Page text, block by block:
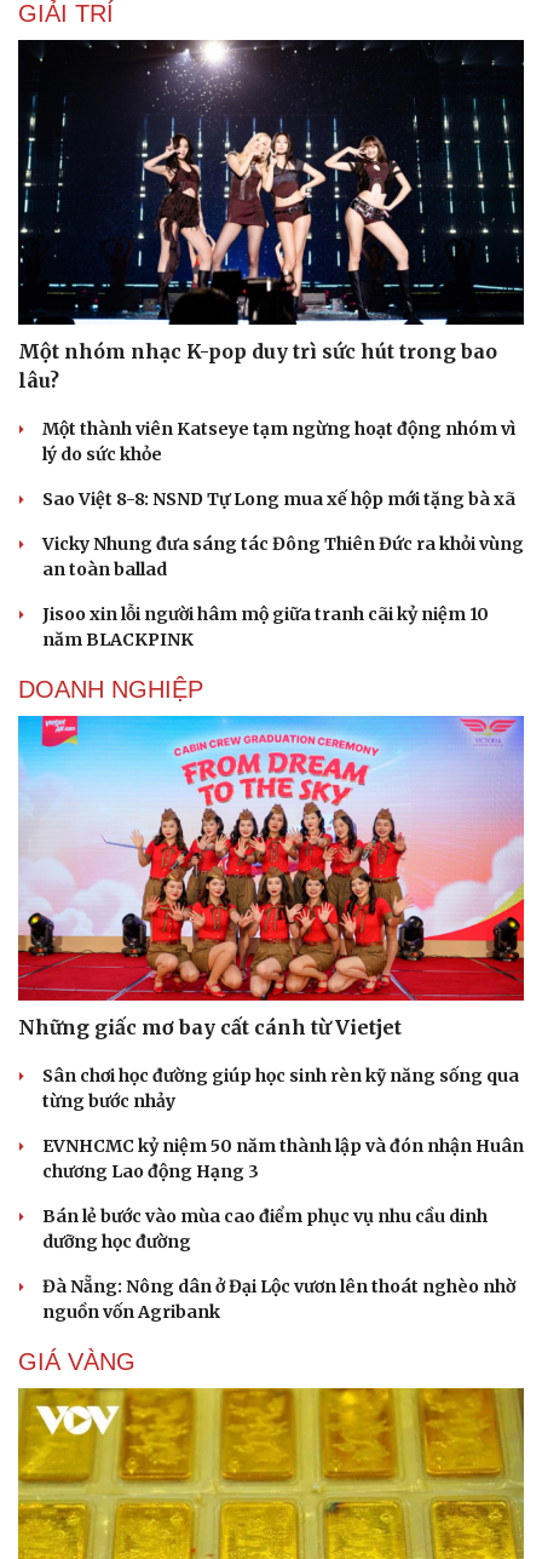
GIẢI TRÍ
Một nhóm nhạc K-pop duy trì sức hút trong bao
lâu?
Một thành viên Katseye tạm ngừng hoạt động nhóm vì
lý do sức khỏe
Sao Việt 8-8: NSND Tự Long mua xế hộp mới tặng bà xã
Vicky Nhung đưa sáng tác Đông Thiên Đức ra khỏi vùng
an toàn ballad
Jisoo xin lỗi người hâm mộ giữa tranh cãi kỷ niệm 10
năm BLACKPINK
DOANH NGHIỆP
Những giấc mơ bay cất cánh từ Vietjet
Sân chơi học đường giúp học sinh rèn kỹ năng sống qua
từng bước nhảy
EVNHCMC kỷ niệm 50 năm thành lập và đón nhận Huân
chương Lao động Hạng 3
Bán lẻ bước vào mùa cao điểm phục vụ nhu cầu dinh
dưỡng học đường
Đà Nẵng: Nông dân ở Đại Lộc vươn lên thoát nghèo nhờ
nguồn vốn Agribank
GIÁ VÀNG